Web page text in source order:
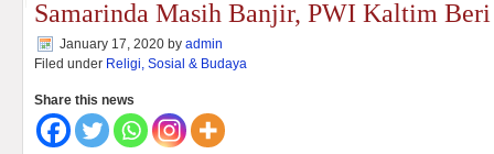
Samarinda Masih Banjir, PWI Kaltim
January 17, 2020 by admin
Filed under Religi, Sosial & Budaya
Share this news